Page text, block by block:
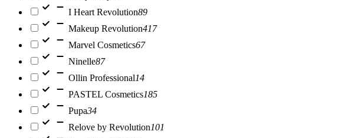
I Heart Revolution89
Makeup Revolution417
Marvel Cosmetics67
Ninelle87
Ollin Professional14
PASTEL Cosmetics185
Pupa34
Relove by Revolution101